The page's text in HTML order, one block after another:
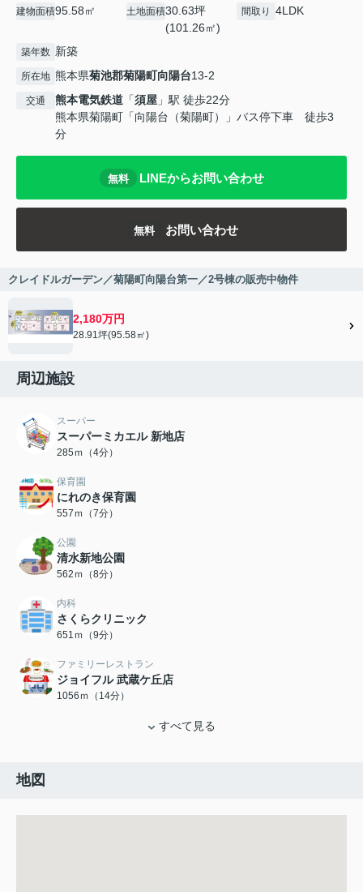
建物面積95.58㎡ 土地面積30.63坪
(101.26㎡)
間取り 4LDK
築年数 新築
所在地 熊本県菊池郡菊陽町向陽台13-2
交通 熊本電気鉄道 「須屋 」駅 徒歩22分
熊本県菊陽町「向陽台（菊陽町）」バス停下車 徒歩3
分
無料 LINEからお問い合わせ
無料 お問い合わせ
クレイドルガーデン／菊陽町向陽台第一／2号棟の販売中物件
2,180万円
28.91坪(95.58㎡)
周辺施設
スーパー
スーパーミカエル 新地店
285ｍ（4分）
保育園
にれのき保育園
557ｍ（7分）
公園
清水新地公園
562ｍ（8分）
内科
さくらクリニック
651ｍ（9分）
ファミリーレストラン
ジョイフル 武蔵ケ丘店
1056ｍ（14分）
すべて見る
地図